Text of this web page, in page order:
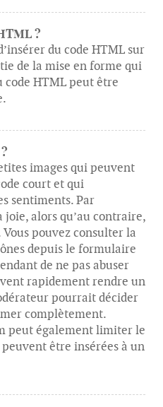
?
du code HTML sur
de la mise en forme qui
code HTML peut être
images qui peuvent
court et qui
sentiments. Par
alors qu’au contraire,
pouvez consulter la
depuis le formulaire
de ne pas abuser
rapidement rendre un
pourrait décider
complètement.
peut également limiter le
être insérées à un